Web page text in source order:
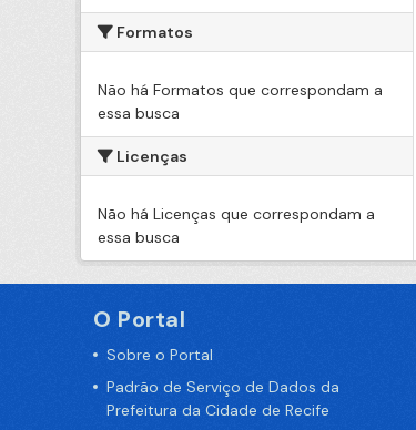
Formatos
Não há Formatos que correspondam a
essa busca
Licenças
Não há Licenças que correspondam a
essa busca
O Portal
Sobre o Portal
Padrão de Serviço de Dados da
Prefeitura da Cidade de Recife